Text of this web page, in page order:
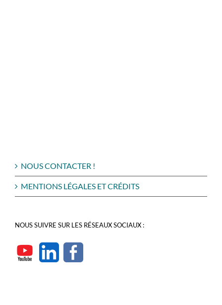
NOUS CONTACTER !
MENTIONS LÉGALES ET CRÉDITS
NOUS SUIVRE SUR LES RÉSEAUX SOCIAUX :